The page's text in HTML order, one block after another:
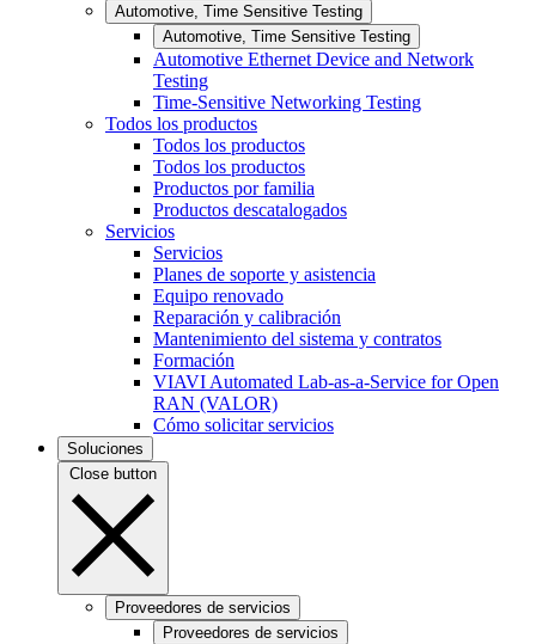
Automotive, Time Sensitive Testing
Automotive, Time Sensitive Testing
Automotive Ethernet Device and Network
Testing
Time-Sensitive Networking Testing
Todos los productos
Todos los productos
Todos los productos
Productos por familia
Productos descatalogados
Servicios
Servicios
Planes de soporte y asistencia
Equipo renovado
Reparación y calibración
Mantenimiento del sistema y contratos
Formación
VIAVI Automated Lab-as-a-Service for Open
RAN (VALOR)
Cómo solicitar servicios
Soluciones
Close button
Proveedores de servicios
Proveedores de servicios